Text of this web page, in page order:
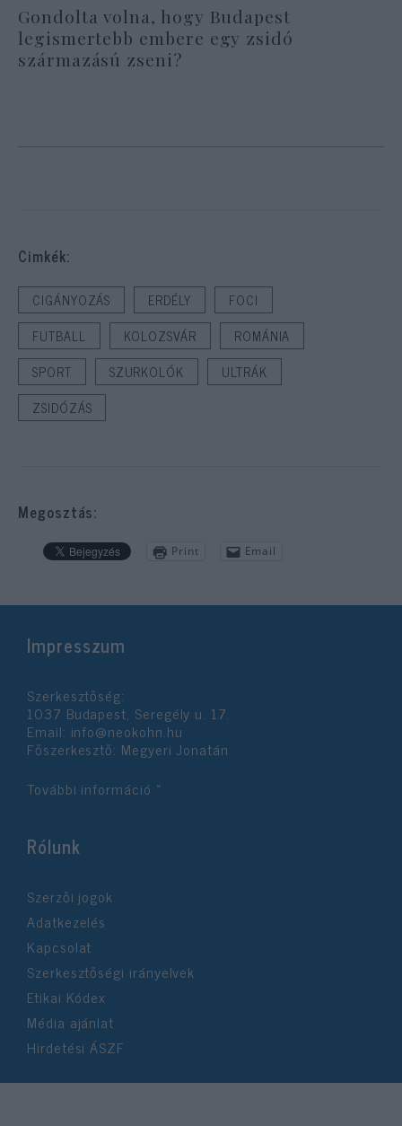
Gondolta volna, hogy Budapest
legismertebb embere egy zsidó
származású zseni?
Cimkék:
CIGÁNYOZÁS ERDÉLY
FOCI
FUTBALL
KOLOZSVÁR
ROMÁNIA
SPORT
SZURKOLÓK
ULTRÁK
ZSIDÓZÁS
Megosztás:
Print Email
Impresszum
Szerkesztőség:
1037 Budapest, Seregély u. 17.
Email: info@neokohn.hu
Főszerkesztő: Megyeri Jonatán
További információ »
Rólunk
Szerzői jogok
Adatkezelés
Kapcsolat
Szerkesztőségi irányelvek
Etikai Kódex
Média ajánlat
Hirdetési ÁSZF